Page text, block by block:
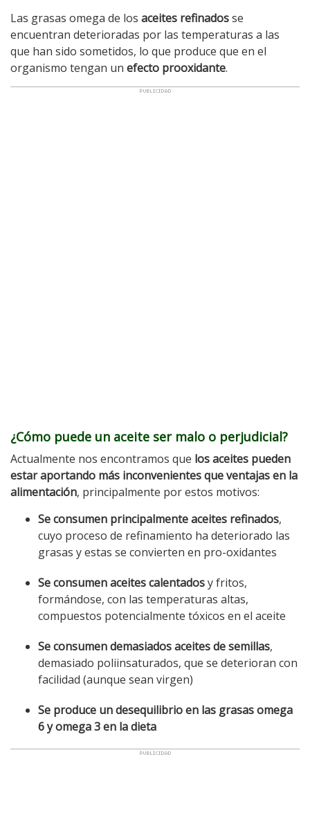
Las grasas omega de los aceites refinadosse
encuentran deterioradas por las temperaturas a las
que han sido sometidos, lo que produce que en el
organismo tengan un efecto prooxidante.
¿Cómo puede un aceite ser malo o perjudicial?
Actualmente nos encontramos que los aceites pueden
estar aportando más inconvenientes que ventajas en la
alimentación, principalmente por estos motivos:
Se consumen principalmente aceites refinados,
cuyo proceso de refinamiento ha deteriorado las
grasas y estas se convierten en pro-oxidantes
Se consumen aceites calentadosy fritos,
formándose, con las temperaturas altas,
compuestos potencialmente tóxicos en el aceite
Se consumen demasiados aceites de semillas,
demasiado poliinsaturados, que se deterioran con
facilidad (aunque sean virgen)
Se produce un desequilibrio en las grasas omega
6 y omega 3 en la dieta